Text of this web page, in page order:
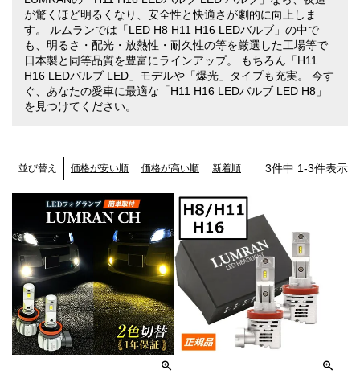
が驚くほど明るくなり、安全性と快適さが劇的に向上しま
す。 ルムランでは「LED H8 H11 H16 LEDバルブ」の中で
も、明るさ・配光・放熱性・耐久性の等を厳選した工場等で
日本製と同等品質を豊富にラインアップ。 もちろん「H11
H16 LEDバルブ LED」モデルや「爆光」タイプも充実。 今す
ぐ、あなたの愛車に最適な「H11 H16 LEDバルブ LED H8」
を見つけてください。
並び替え 価格が安い順 価格が高い順 新着順 3件中 1-3件表示